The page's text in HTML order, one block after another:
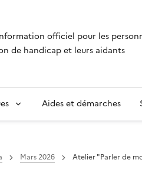
officiel pour les
de handicap et leurs aidants
Aides et démarches
Mars 2026 Atelier "Parler de